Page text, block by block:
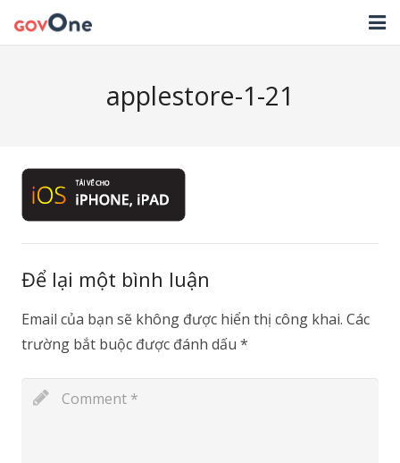
HỖ TRỢ
LIÊN HỆ
NHẬT KÝ CẬP NHẬT PHẦN MỀM
applestore-1-21
Để lại một bình luận
Email của bạn sẽ không được hiển thị công khai. Các
trường bắt buộc được đánh dấu *